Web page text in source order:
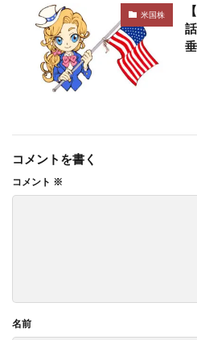
米国株
コメントを書く
コメント ※
名前